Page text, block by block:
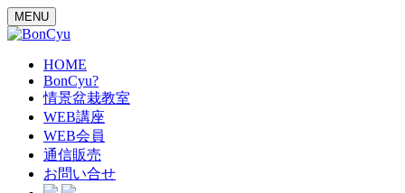
MENU
HOME
BonCyu?
情景盆栽教室
WEB講座
WEB会員
通信販売
お問い合せ